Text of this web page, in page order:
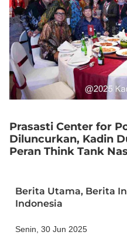
Prasasti Center for
Diluncurkan, Kadin
Peran Think Tank
Berita Utama, Berita
Indonesia
Senin, 30 Jun 2025